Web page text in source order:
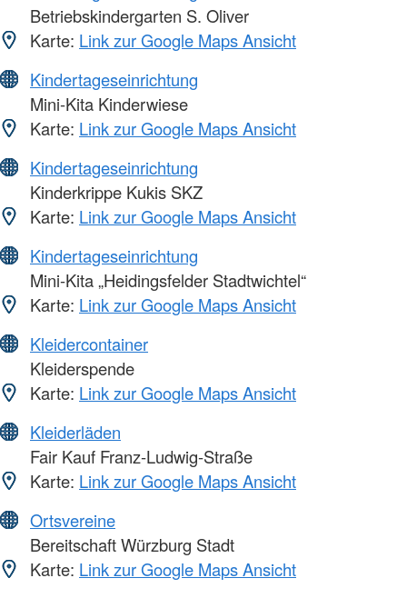
Betriebskindergarten S. Oliver
Karte: Link zur Google Maps Ansicht
Kindertageseinrichtung
Mini-Kita Kinderwiese
Karte: Link zur Google Maps Ansicht
Kindertageseinrichtung
Kinderkrippe Kukis SKZ
Karte: Link zur Google Maps Ansicht
Kindertageseinrichtung
Mini-Kita „Heidingsfelder Stadtwichtel“
Karte: Link zur Google Maps Ansicht
Kleidercontainer
Kleiderspende
Karte: Link zur Google Maps Ansicht
Kleiderläden
Fair Kauf Franz-Ludwig-Straße
Karte: Link zur Google Maps Ansicht
Ortsvereine
Bereitschaft Würzburg Stadt
Karte: Link zur Google Maps Ansicht